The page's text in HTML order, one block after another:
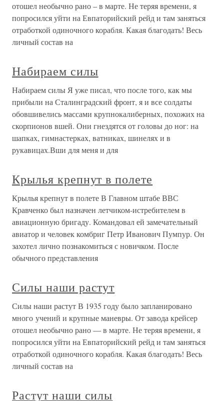
отошел необычно рано – в марте. Не теряя времени, я
попросился уйти на Евпаторийский рейд и там заняться
отработкой одиночного корабля. Какая благодать! Весь
личный состав на
Набираем силы
Набираем силы Я уже писал, что после того, как мы
прибыли на Сталинградский фронт, я и все солдаты
обовшивелись массами крупнокалиберных, похожих на
скорпионов вшей. Они гнездятся от головы до ног: на
шапках, гимнастерках, ватниках, шинелях и в
рукавицах.Вши для меня и для
Крылья крепнут в полете
Крылья крепнут в полете В Главном штабе ВВС
Кравченко был назначен летчиком-истребителем в
авиационную бригаду. Командовал ей замечательный
авиатор и человек комбриг Петр Иванович Пумпур. Он
захотел лично познакомиться с новичком. После
обычного представления
Силы наши растут
Силы наши растут В 1935 году было запланировано
много учений и крупные маневры. От завода крейсер
отошел необычно рано — в марте. Не теряя времени, я
попросился уйти на Евпаторийский рейд и там заняться
отработкой одиночного корабля. Какая благодать! Весь
личный состав на
Растут наши силы